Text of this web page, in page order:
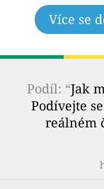
Více se
Podíl: “Jak
Podívejte
reálném